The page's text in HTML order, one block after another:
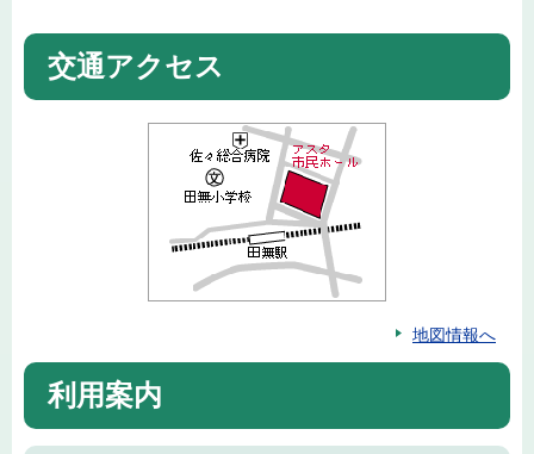
交通アクセス
地図情報へ
利用案内